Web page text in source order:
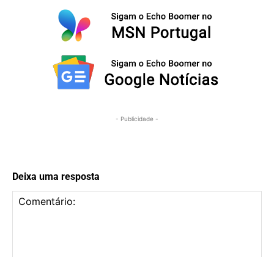
- Publicidade -
Deixa uma resposta